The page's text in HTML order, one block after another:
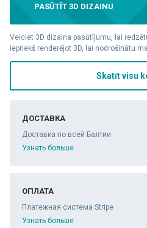
PASŪTĪT 3D DIZAINU
Veiciet 3D dizaina pasūtījumu, lai
iepriekš renderējot 3D, lai nodrošinātu
Skatīt visu
ДОСТАВКА
Доставка по всей Балтии
Узнать больше
ОПЛАТА
Платежная система Stripe
Узнать больше